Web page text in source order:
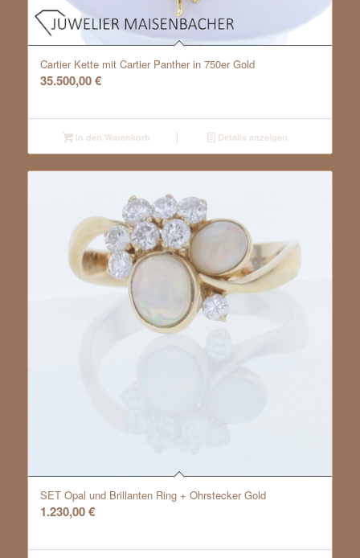
Cartier Kette mit Cartier Panther in 750er Gold
35.500,00€
In den Warenkorb Details anzeigen
SET Opal und Brillanten Ring + Ohrstecker Gold
1.230,00€